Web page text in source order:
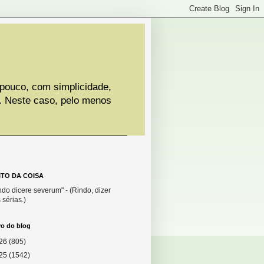
com simplicidade,
caso, pelo menos
DA COISA
dicere severum" - (Rindo, dizer
sérias.)
do blog
(805)
(1542)